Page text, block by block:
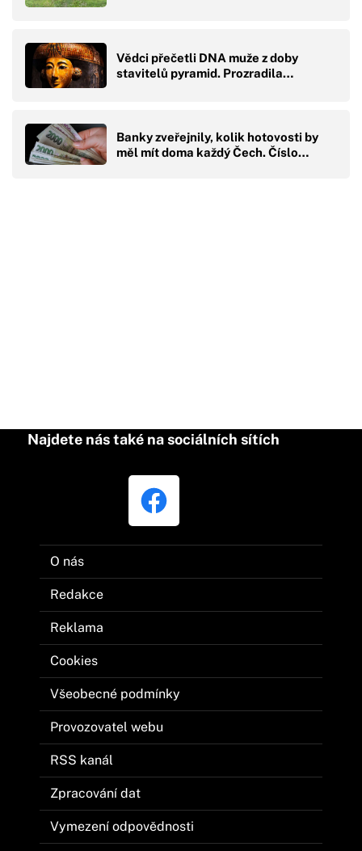
Vědci přečetli DNA muže z doby
stavitelů pyramid. Prozradila…
Banky zveřejnily, kolik hotovosti by
měl mít doma každý Čech. Číslo…
Najdete nás také na sociálních sítích
O nás
Redakce
Reklama
Cookies
Všeobecné podmínky
Provozovatel webu
RSS kanál
Zpracování dat
Vymezení odpovědnosti